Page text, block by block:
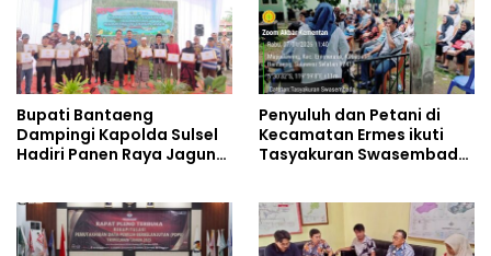
Bupati Bantaeng
Dampingi Kapolda Sulsel
Hadiri Panen Raya Jagung
Penyuluh dan Petani di
Kecamatan Ermes ikuti
Tasyakuran Swasembada